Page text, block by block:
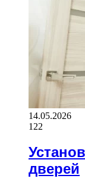
14.05.2026
122
дверей